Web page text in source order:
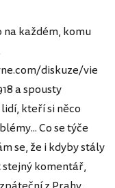
na každém, komu
diskuze/vie
a spousty
kteří si něco
Co se týče
se, že i kdyby stály
stejný komentář,